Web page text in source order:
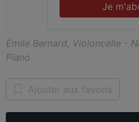
Je
Émile Bernard, Violoncelle -
Piano
Ajouter aux favoris